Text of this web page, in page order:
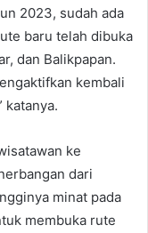
2023, sudah ada
baru telah dibuka
dan Balikpapan.
kembali
katanya.
ke
dari
minat pada
membuka rute